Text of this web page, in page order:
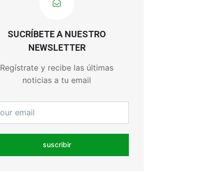
SUCRÍBETE A NUESTRO
NEWSLETTER
Regístrate y recibe las últimas
noticias a tu email
suscribir